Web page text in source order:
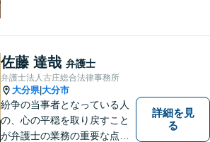
し、今後の方針を決めていき
ます。【大分県に3拠点ある地
域密着型の事務所】【初回相
談無料】
佐藤 達哉 弁護士
弁護士法人古庄総合法律事務所
大分県|大分市
紛争の当事者となっている人
の、心の平穏を取り戻すこと
が弁護士の業務の重要な点と
詳細を見
る